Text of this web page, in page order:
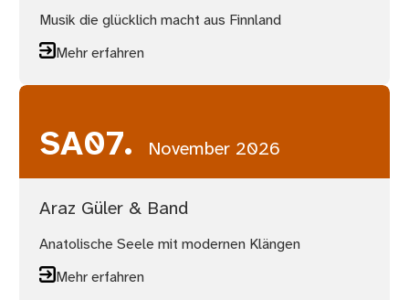
Musik die glücklich macht aus Finnland
Mehr erfahren
SA07. November 2026
Araz Güler & Band
Anatolische Seele mit modernen Klängen
Mehr erfahren